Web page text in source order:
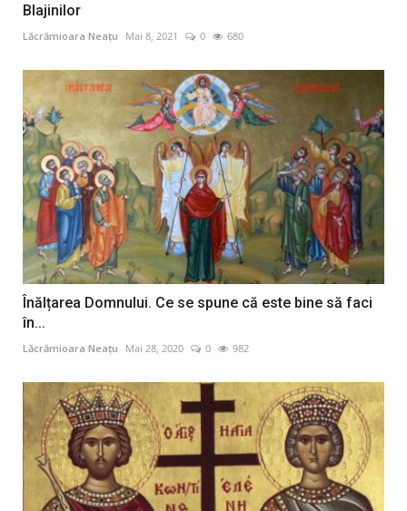
Blajinilor
Lăcrămioara Neațu Mai 8, 2021 0 680
Înălțarea Domnului. Ce se spune că este bine să faci
în...
Lăcrămioara Neațu Mai 28, 2020 0 982